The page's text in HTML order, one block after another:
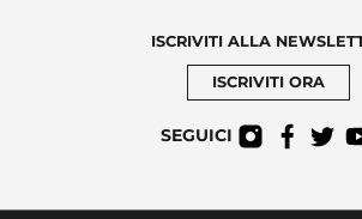
ISCRIVITI ALLA
ISCRIVITI ORA
SEGUICI